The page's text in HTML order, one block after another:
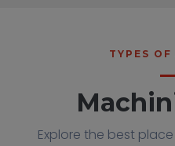
TYPES
Explore the best
Advertise
Machining
Free